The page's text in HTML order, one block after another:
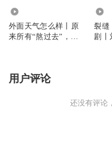
外面天气怎么样丨原
来所有“熬过去”，都
裂缝
剧丨
用户评论
还没有评论